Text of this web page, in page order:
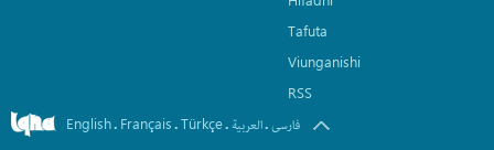
Tafuta
Viunganishi
RSS
English. Français.Türkçe. العربیة.فارسی